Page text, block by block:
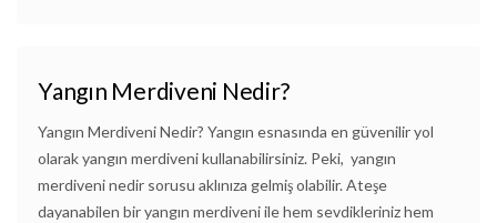
Yangın Merdiveni Nedir?
Yangın Merdiveni Nedir? Yangın esnasında en güvenilir yol
olarak yangın merdiveni kullanabilirsiniz. Peki, yangın
merdiveni nedir sorusu aklınıza gelmiş olabilir. Ateşe
dayanabilen bir yangın merdiveni ile hem sevdikleriniz hem